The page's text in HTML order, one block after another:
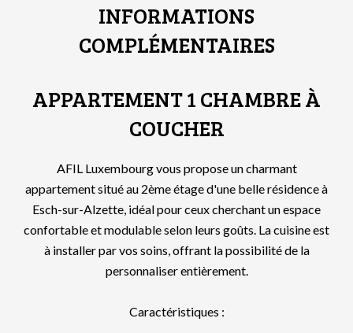
INFORMATIONS
COMPLÉMENTAIRES
APPARTEMENT 1 CHAMBRE À
COUCHER
AFIL Luxembourg vous propose un charmant
appartement situé au 2ème étage d'une belle résidence à
Esch-sur-Alzette, idéal pour ceux cherchant un espace
confortable et modulable selon leurs goûts. La cuisine est
à installer par vos soins, offrant la possibilité de la
personnaliser entièrement.
Caractéristiques :